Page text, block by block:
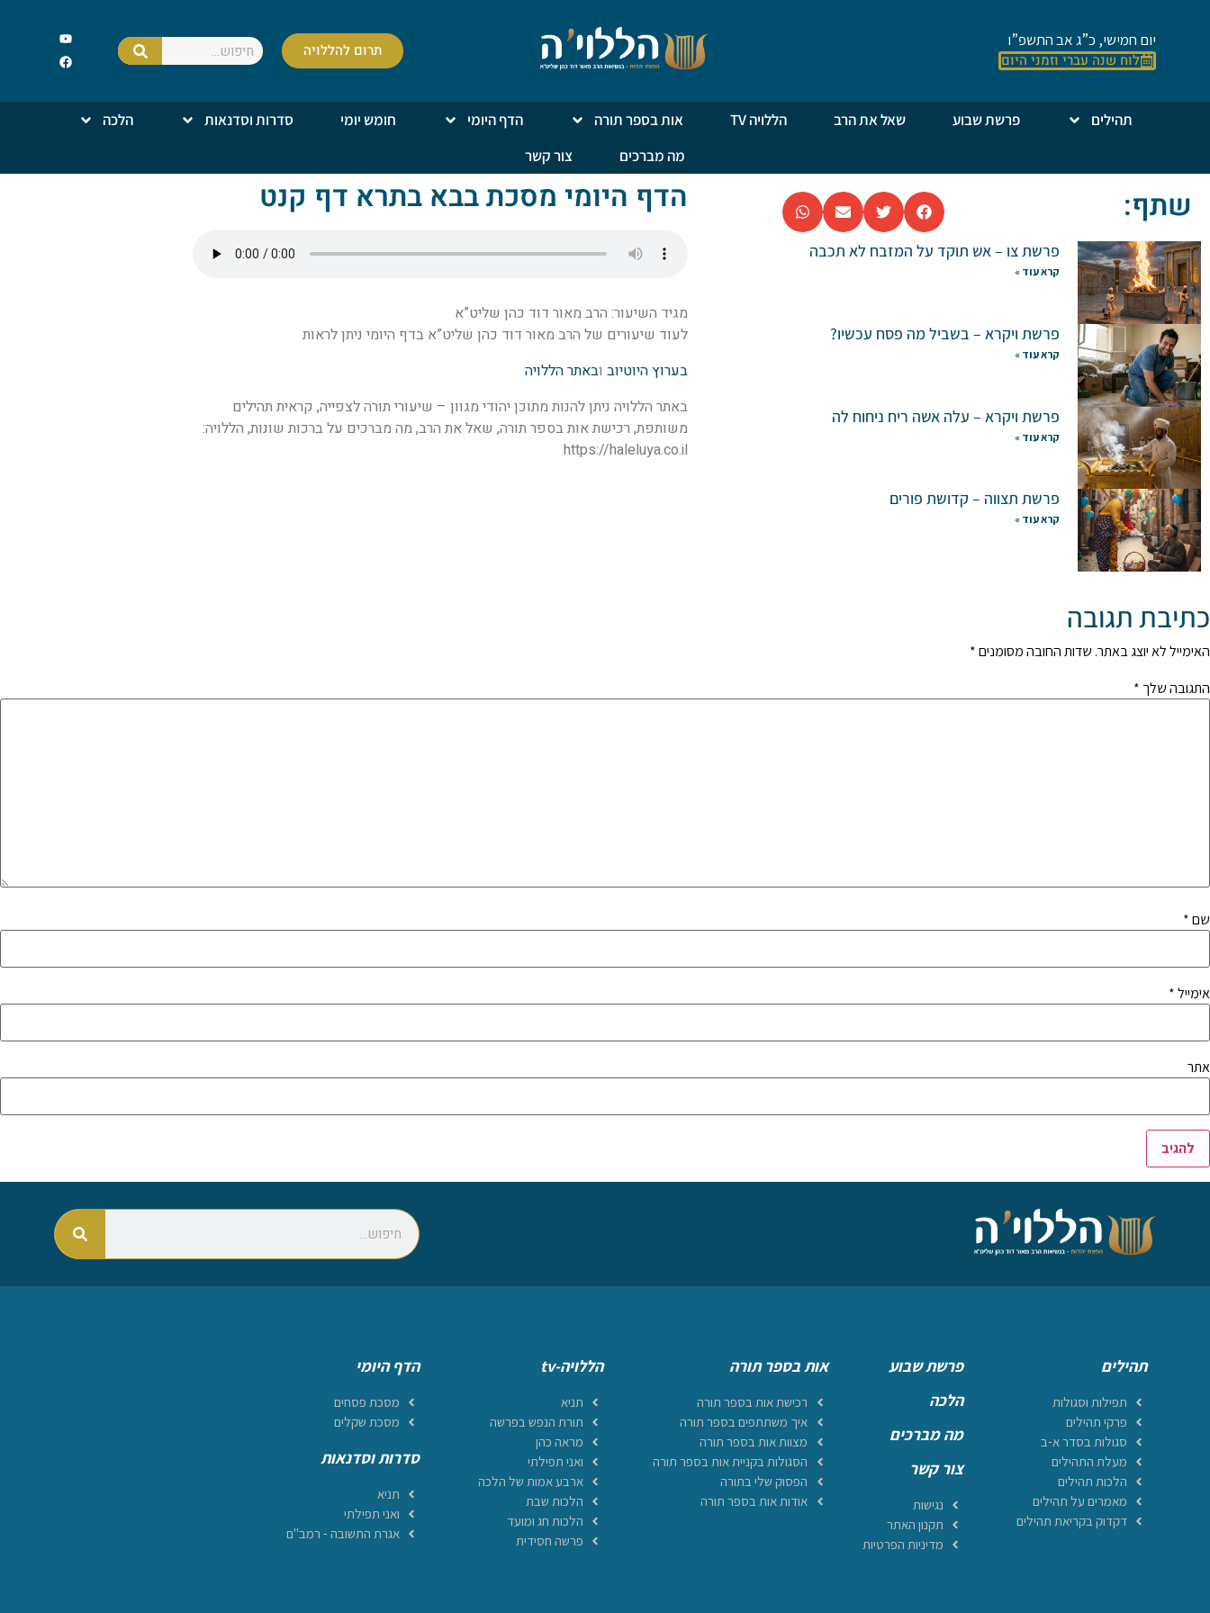
יום חמישי, כ”ג אב התשפ”ו
לוח שנה עברי וזמני היום
תרום להללויה
תהילים פרשת שבוע שאל את הרב הללויה TV אות בספר תורה הדף היומי חומש יומי סדרות וסדנאות
הלכה
מה מברכים
צור קשר
שתף:
פרשת צו – אש תוקד על המזבח לא תכבה
קרא עוד »
פרשת ויקרא – בשביל מה פסח עכשיו?
קרא עוד »
פרשת ויקרא – עלה אשה ריח ניחוח לה
קרא עוד »
פרשת תצווה – קדושת פורים
קרא עוד »
הדף היומי מסכת בבא בתרא דף קנט
מגיד השיעור: הרב מאור דוד כהן שליט”א
לעוד שיעורים של הרב מאור דוד כהן שליט”א בדף היומי ניתן לראות
בערוץ היוטיוב ובאתר הללויה
באתר הללויה ניתן להנות מתוכן יהודי מגוון – שיעורי תורה לצפייה, קראית תהילים
משותפת, רכישת אות בספר תורה, שאל את הרב, מה מברכים על ברכות שונות, הללויה:
https://haleluya.co.il
כתיבת תגובה
האימייל לא יוצג באתר. שדות החובה מסומנים*
התגובה שלך *
שם*
אימייל*
אתר
תהילים
תפילות וסגולות
פרקי תהילים
סגולות בסדר א-ב
מעלת התהילים
הלכות תהילים
מאמרים על תהילים
דקדוק בקריאת תהילים
פרשת שבוע
הלכה
מה מברכים
צור קשר
נגישות
תקנון האתר
מדיניות הפרטיות
אות בספר תורה
רכישת אות בספר תורה
איך משתתפים בספר תורה
מצוות אות בספר תורה
הסגולות בקניית אות בספר תורה
הפסוק שלי בתורה
אודות אות בספר תורה
הללויה-tv
תניא
תורת הנפש בפרשה
מראה כהן
ואני תפילתי
ארבע אמות של הלכה
הלכות שבת
הלכות חג ומועד
פרשה חסידית
הדף היומי
מסכת פסחים
מסכת שקלים
סדרות וסדנאות
תניא
ואני תפילתי
אגרת התשובה - רמב"ם